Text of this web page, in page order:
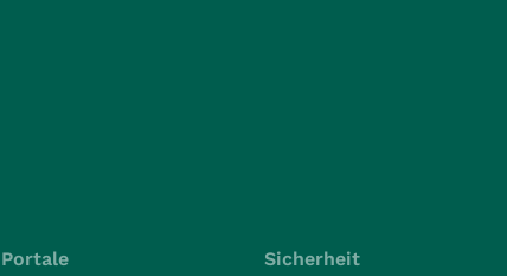
Portale Sicherheit